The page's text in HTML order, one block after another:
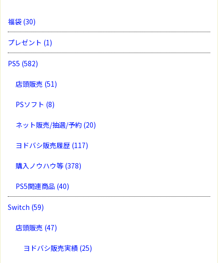
福袋 (30)
プレゼント (1)
PS5 (582)
店頭販売 (51)
PSソフト (8)
ネット販売/抽選/予約 (20)
ヨドバシ販売履歴 (117)
購入ノウハウ等 (378)
PS5関連商品 (40)
Switch (59)
店頭販売 (47)
ヨドバシ販売実績 (25)